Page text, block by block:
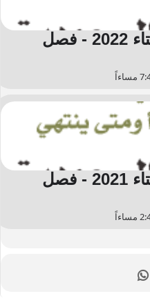
كم باقي على الشتاء 2022 - فصل
كم باقي على الشتاء 2021 - فصل